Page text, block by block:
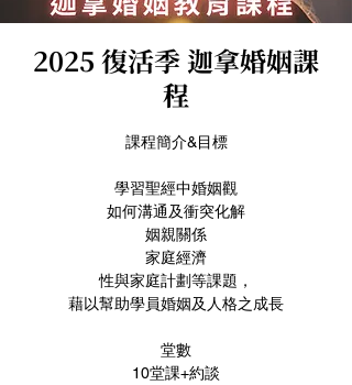
2025 復活季 迦拿婚姻課
程
課程簡介&目標
學習聖經中婚姻觀
如何溝通及衝突化解
姻親關係
家庭經濟
性與家庭計劃等課題，
藉以幫助學員婚姻及人格之成長
堂數
10堂課+約談